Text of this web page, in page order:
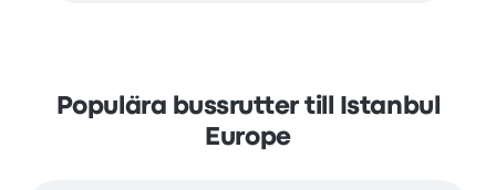
Populära bussrutter till Istanbul
Europe